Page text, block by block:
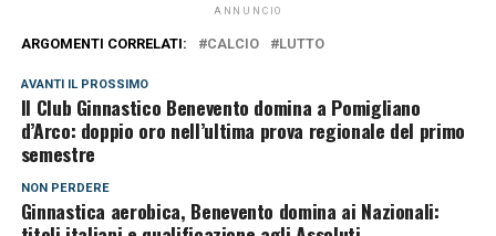
ANNUNCIO
ARGOMENTI CORRELATI: CALCIO LUTTO
AVANTI IL ​​PROSSIMO
Il Club Ginnastico Benevento domina a Pomigliano
d’Arco: doppio oro nell’ultima prova regionale del primo
semestre
NON PERDERE
Ginnastica aerobica, Benevento domina ai Nazionali: